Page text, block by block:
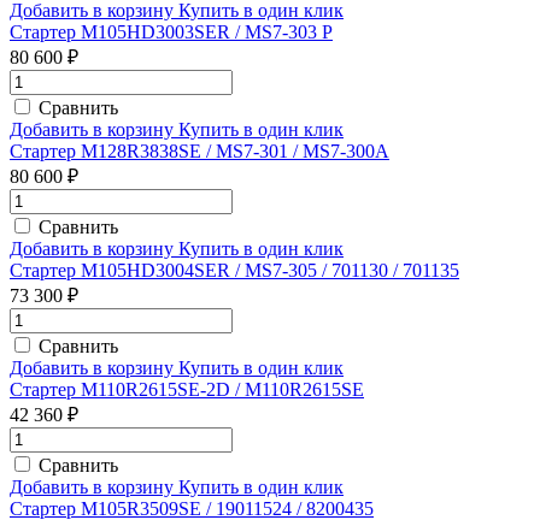
Добавить в корзину Купить в один клик
Стартер M105HD3003SER / MS7-303 P
80 600 ₽
Сравнить
Добавить в корзину Купить в один клик
Стартер M128R3838SE / MS7-301 / MS7-300A
80 600 ₽
Сравнить
Добавить в корзину Купить в один клик
Стартер M105HD3004SER / MS7-305 / 701130 / 701135
73 300 ₽
Сравнить
Добавить в корзину Купить в один клик
Стартер M110R2615SE-2D / M110R2615SE
42 360 ₽
Сравнить
Добавить в корзину Купить в один клик
Стартер M105R3509SE / 19011524 / 8200435